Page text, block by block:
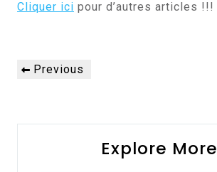
Cliquer ici pour d’autres articles !!!
Navigation
dePrevious
Previous
Explore More